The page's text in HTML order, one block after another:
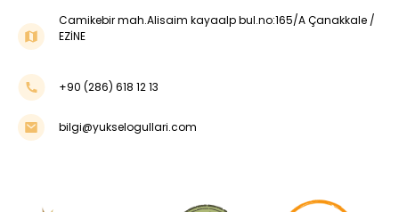
Camikebir mah.Alisaim kayaalp bul.no:165/A Çanakkale /
EZİNE
+90 (286) 618 12 13
bilgi@yukselogullari.com